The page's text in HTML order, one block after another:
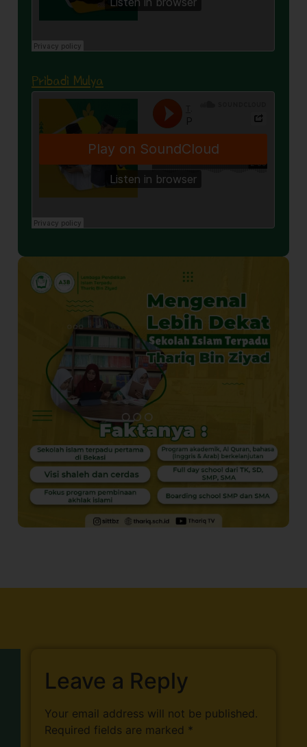
Pribadi Mulya
Leave a Reply
Your email address will not be published.
Required fields are marked *